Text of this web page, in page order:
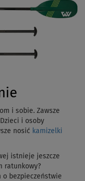
i sobie. Zawsze
i osoby
nosić kamizelki
istnieje jeszcze
ratunkowy?
o bezpieczeństwie